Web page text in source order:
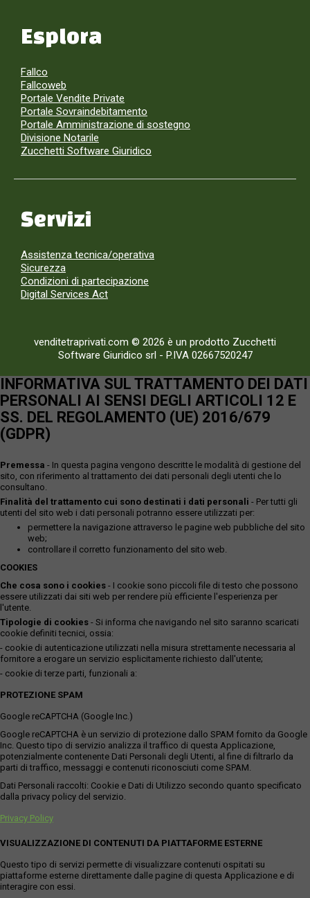
Esplora
Fallco
Fallcoweb
Portale Vendite Private
Portale Sovraindebitamento
Portale Amministrazione di sostegno
Divisione Notarile
Zucchetti Software Giuridico
Servizi
Assistenza tecnica/operativa
Sicurezza
Condizioni di partecipazione
Digital Services Act
venditetraprivati.com © 2026 è un prodotto Zucchetti
Software Giuridico srl - P.IVA 02667520247
INFORMATIVA SUL TRATTAMENTO DEI DATI
PERSONALI AI SENSI DEGLI ARTICOLI 12 E
SS. DEL REGOLAMENTO (UE) 2016/679
(GDPR)
Premessa - In questa pagina vengono descritte le modalità di gestione del
sito, con riferimento al trattamento dei dati personali degli utenti che lo
consultano.
Finalità del trattamento cui sono destinati i dati personali - Per tutti gli
utenti del sito web i dati personali potranno essere utilizzati per:
permettere la navigazione attraverso le pagine web pubbliche del sito
web;
controllare il corretto funzionamento del sito web.
COOKIES
Che cosa sono i cookies - I cookie sono piccoli file di testo che possono
essere utilizzati dai siti web per rendere più efficiente l'esperienza per
l'utente.
Tipologie di cookies - Si informa che navigando nel sito saranno scaricati
cookie definiti tecnici, ossia:
- cookie di autenticazione utilizzati nella misura strettamente necessaria al
fornitore a erogare un servizio esplicitamente richiesto dall'utente;
- cookie di terze parti, funzionali a:
PROTEZIONE SPAM
Google reCAPTCHA (Google Inc.)
Google reCAPTCHA è un servizio di protezione dallo SPAM fornito da Google
Inc. Questo tipo di servizio analizza il traffico di questa Applicazione,
potenzialmente contenente Dati Personali degli Utenti, al fine di filtrarlo da
parti di traffico, messaggi e contenuti riconosciuti come SPAM.
Dati Personali raccolti: Cookie e Dati di Utilizzo secondo quanto specificato
dalla privacy policy del servizio.
Privacy Policy
VISUALIZZAZIONE DI CONTENUTI DA PIATTAFORME ESTERNE
Questo tipo di servizi permette di visualizzare contenuti ospitati su
piattaforme esterne direttamente dalle pagine di questa Applicazione e di
interagire con essi.